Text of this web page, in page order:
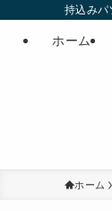
持込みパ
ホーム
ホーム